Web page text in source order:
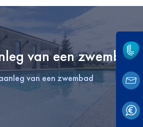
van een zwembad
van een zwembad